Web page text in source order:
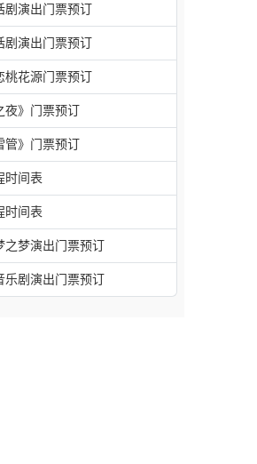
剧演出门票预订
剧演出门票预订
桃花源门票预订
夜》门票预订
管》门票预订
时间表
时间表
之梦演出门票预订
乐剧演出门票预订